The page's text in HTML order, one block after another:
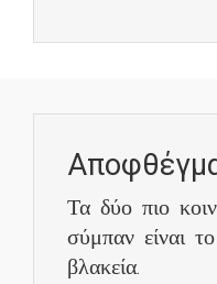
Τα δύο πιο
σύμπαν είναι
βλακεία.